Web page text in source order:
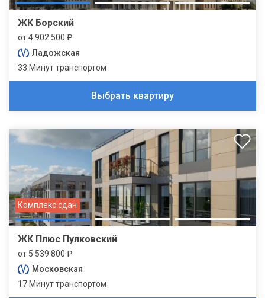
ЖК Борский
от 4 902 500 ₽
Ладожская
33 Минут транспортом
Выбрать квартиру
Комплекс сдан
ЖК Плюс Пулковский
от 5 539 800 ₽
Московская
17 Минут транспортом